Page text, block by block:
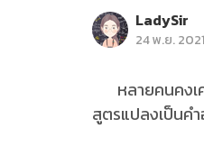
LadySir
24 พ.ย. 2021
หลายคนคงเค
สูตรแปลงเป็นค